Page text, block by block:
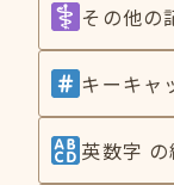
その他の
キーキャ
英数字